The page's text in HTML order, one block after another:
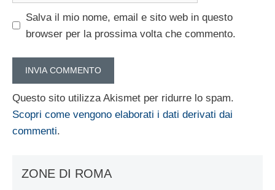
Salva il mio nome, email e sito web in questo
browser per la prossima volta che commento.
Questo sito utilizza Akismet per ridurre lo spam.
Scopri come vengono elaborati i dati derivati dai
commenti.
ZONE DI ROMA